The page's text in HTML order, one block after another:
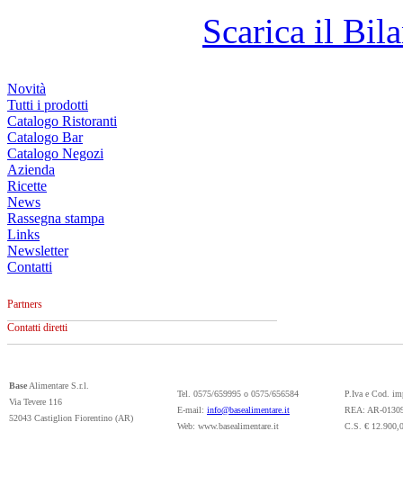
Scarica il
Novità
Tutti i prodotti
Catalogo Ristoranti
Catalogo Bar
Catalogo Negozi
Azienda
Ricette
News
Rassegna stampa
Links
Newsletter
Contatti
Partners
Contatti diretti
BaseAlimentare S.r.l.
Via Tevere 116
52043 Castiglion Fiorentino (AR)
Tel. 0575/659995 o 0575/656584
E-mail: info@basealimentare.it
Web: www.basealimentare.it
P.Iva e Cod.
REA: AR-
C.S. €